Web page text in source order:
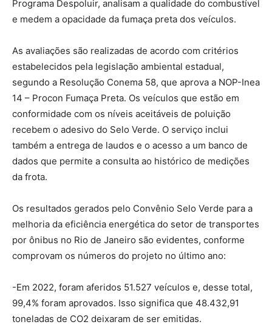
Programa Despoluir, analisam a qualidade do combustível
e medem a opacidade da fumaça preta dos veículos.
As avaliações são realizadas de acordo com critérios
estabelecidos pela legislação ambiental estadual,
segundo a Resolução Conema 58, que aprova a NOP-Inea
14 – Procon Fumaça Preta. Os veículos que estão em
conformidade com os níveis aceitáveis de poluição
recebem o adesivo do Selo Verde. O serviço inclui
também a entrega de laudos e o acesso a um banco de
dados que permite a consulta ao histórico de medições
da frota.
Os resultados gerados pelo Convênio Selo Verde para a
melhoria da eficiência energética do setor de transportes
por ônibus no Rio de Janeiro são evidentes, conforme
comprovam os números do projeto no último ano:
-Em 2022, foram aferidos 51.527 veículos e, desse total,
99,4% foram aprovados. Isso significa que 48.432,91
toneladas de CO2 deixaram de ser emitidas.